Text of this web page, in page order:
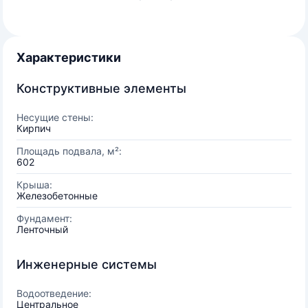
Характеристики
Конструктивные элементы
Несущие стены:
Кирпич
Площадь подвала, м²:
602
Крыша:
Железобетонные
Фундамент:
Ленточный
Инженерные системы
Водоотведение:
Центральное